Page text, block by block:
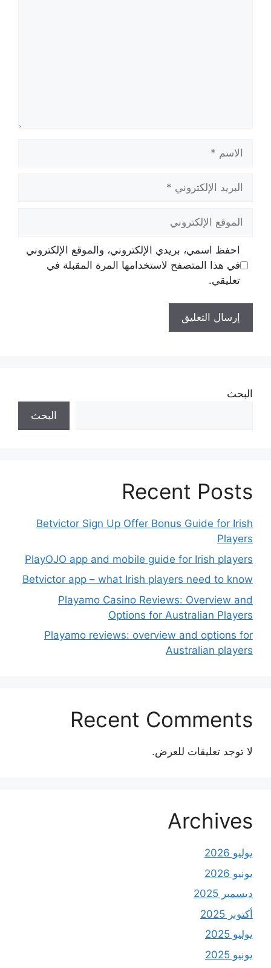
الإلكتروني
الإلكتروني
احفظ اسمي، بريدي الإلكتروني، والموقع الإلكتروني
في هذا المتصفح لاستخدامها المرة المقبلة في
تعليقي.
البحث
البحث
Recent Posts
Betvictor Sign Up Offer Bonus Guide for Irish
Players
PlayOJO app and mobile guide for Irish players
Betvictor app – what Irish players need to know
Playamo Casino Reviews: Overview and
Options for Australian Players
Playamo reviews: overview and options for
Australian players
Recent Comments
لا توجد تعليقات للعرض.
Archives
يوليو 2026
يونيو 2026
ديسمبر 2025
أكتوبر 2025
يوليو 2025
يونيو 2025